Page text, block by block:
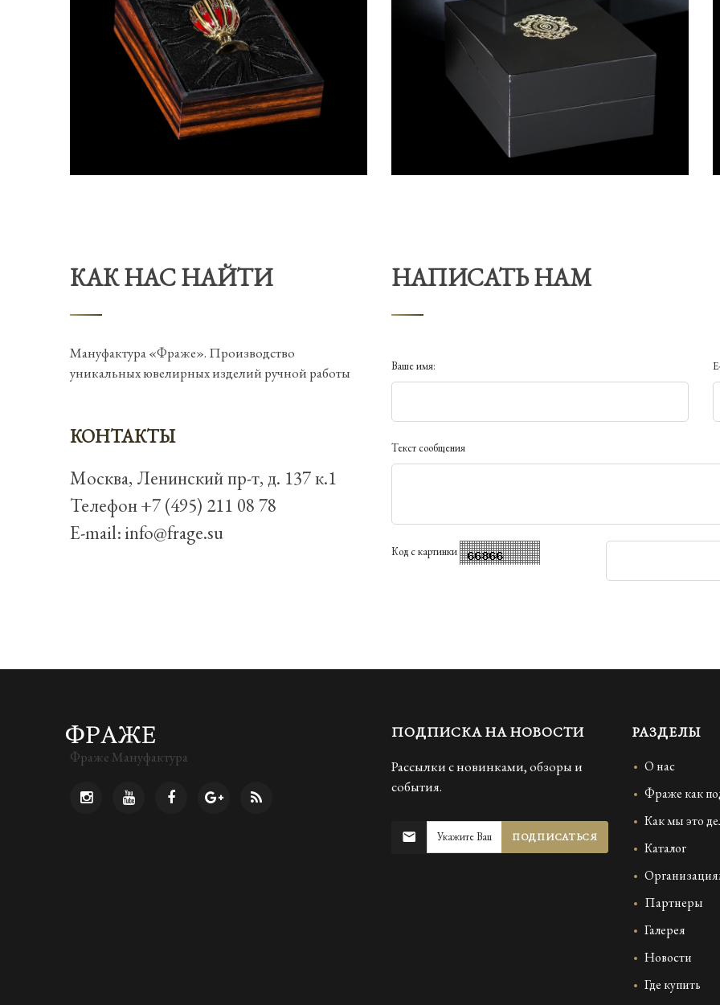
КАК НАС НАЙТИ
Мануфактура «Фраже». Производство
уникальных ювелирных изделий ручной работы
КОНТАКТЫ
Москва, Ленинский пр-т, д. 137 к.1
Телефон+7 (495) 211 08 78
E-mail:info@frage.su
НАПИСАТЬ НАМ
Ваше имя:
Текст сообщения
Код с картинки
РАЗДЕЛЫ
О нас
Фраже как
Как мы это
Каталог
Партнеры
Галерея
Новости
Где купить
ПОДПИСКА НА НОВОСТИ
Рассылки с новинками, обзоры и
события.
ПОДПИСАТЬСЯ
Фраже Мануфактура